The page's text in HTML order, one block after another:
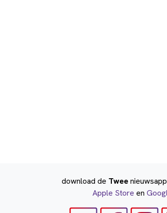
download de Twee
Apple Store en